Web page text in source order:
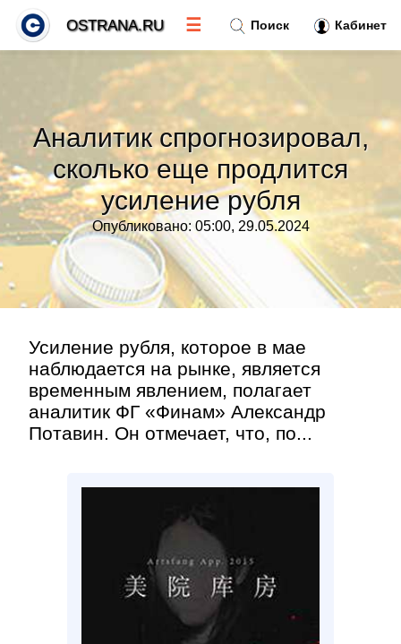
Аналитик спрогнозировал,
сколько еще продлится
усиление рубля
Опубликовано: 05:00, 29.05.2024
Усиление рубля, которое в мае
наблюдается на рынке, является
временным явлением, полагает
аналитик ФГ «Финам» Александр
Потавин. Он отмечает, что, по...
Поиск Кабинет
OSTRANA.RU ☰
Тренды новостей»
Рубрики»
Правила
Контакт»